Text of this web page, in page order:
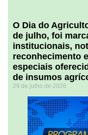
O Dia do
de julho, foi
institucionais,
reconhecimento
especiais
de insumos
29 de julho de 2026